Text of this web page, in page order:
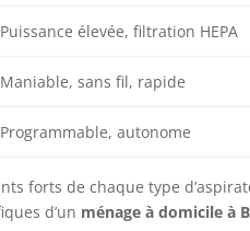
Puissance élevée, filtration HEPA
Maniable, sans fil, rapide
Programmable, autonome
forts de chaque type
d’un ménage à domicile à